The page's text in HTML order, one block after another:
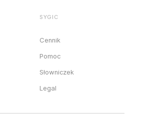
SYGIC
Cennik
Pomoc
Słowniczek
Legal